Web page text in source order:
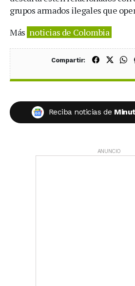
grupos armados ilegales que
Más noticias de Colombia
Compartir: Compartir
Reciba noticias de
ANUNCIO